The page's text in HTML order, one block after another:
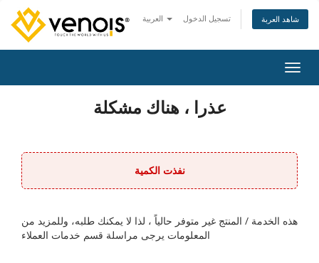
تسجيل الدخول شاهد العربة
عذرا ، هناك مشكلة
نفذت الكمية
هذه الخدمة / المنتج غير متوفر حالياً ، لذا لا يمكنك طلبه، وللمزيد من
المعلومات يرجى مراسلة قسم خدمات العملاء